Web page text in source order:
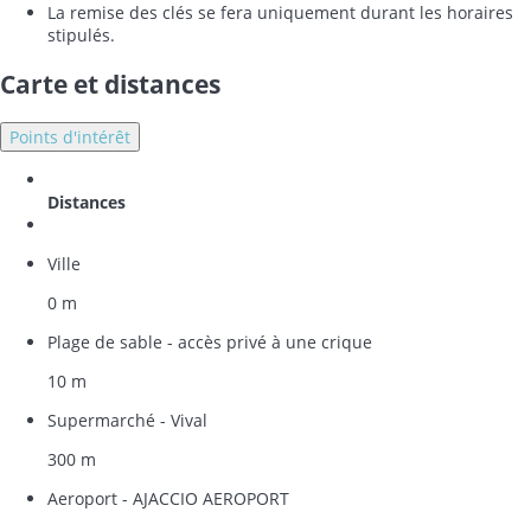
La remise des clés se fera uniquement durant les horaires
stipulés.
Carte et distances
Points d'intérêt
Distances
Ville
0 m
Plage de sable - accès privé à une crique
10 m
Supermarché - Vival
300 m
Aeroport - AJACCIO AEROPORT